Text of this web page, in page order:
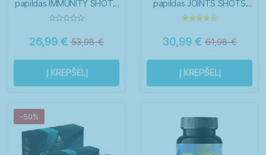
papildas IMMUNITY SHOTS
N14+N14
53,98€
26,99 €
Į KREPŠELĮ
papildas JOINTS SHOTS
N14+N14
61,98€
30,99 €
Į KREPŠELĮ
-50%